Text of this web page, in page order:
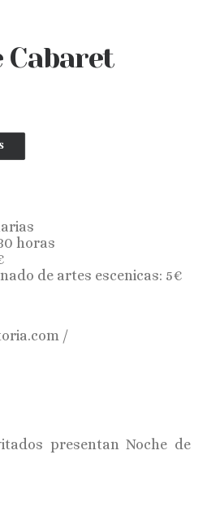
Cabaret
horas
de artes escenicas: 5€
/
presentan Noche de